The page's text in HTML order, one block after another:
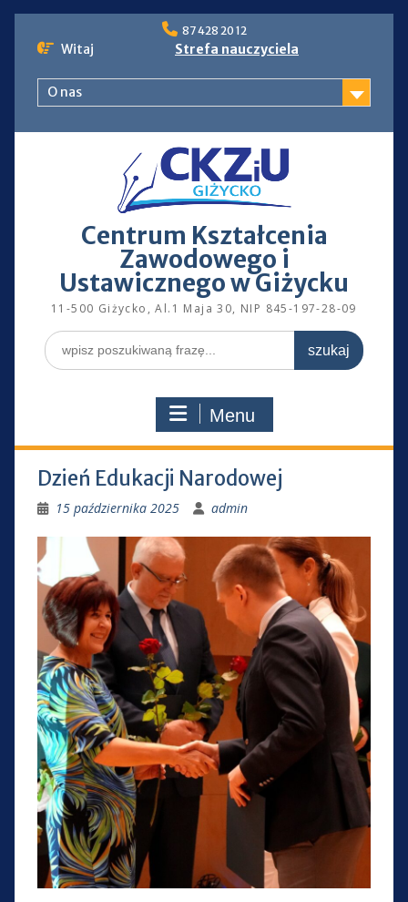
to
87 428 20 12
Witaj Strefa nauczyciela
O nas
Centrum Kształcenia
Zawodowego i
Ustawicznego w Giżycku
11-500 Giżycko, Al.1 Maja 30, NIP 845-197-28-09
Search
for:
Menu
Dzień Edukacji Narodowej
15 października 2025 admin